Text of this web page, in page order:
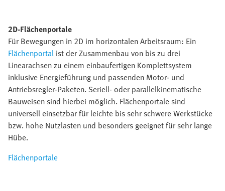
2D-Flächenportale
Für Bewegungen in 2D im horizontalen Arbeitsraum: Ein
Flächenportal ist der Zusammenbau von bis zu drei
Linearachsen zu einem einbaufertigen Komplettsystem
inklusive Energieführung und passenden Motor- und
Antriebsregler-Paketen. Seriell- oder parallelkinematische
Bauweisen sind hierbei möglich. Flächenportale sind
universell einsetzbar für leichte bis sehr schwere Werkstücke
bzw. hohe Nutzlasten und besonders geeignet für sehr lange
Hübe.
Flächenportale